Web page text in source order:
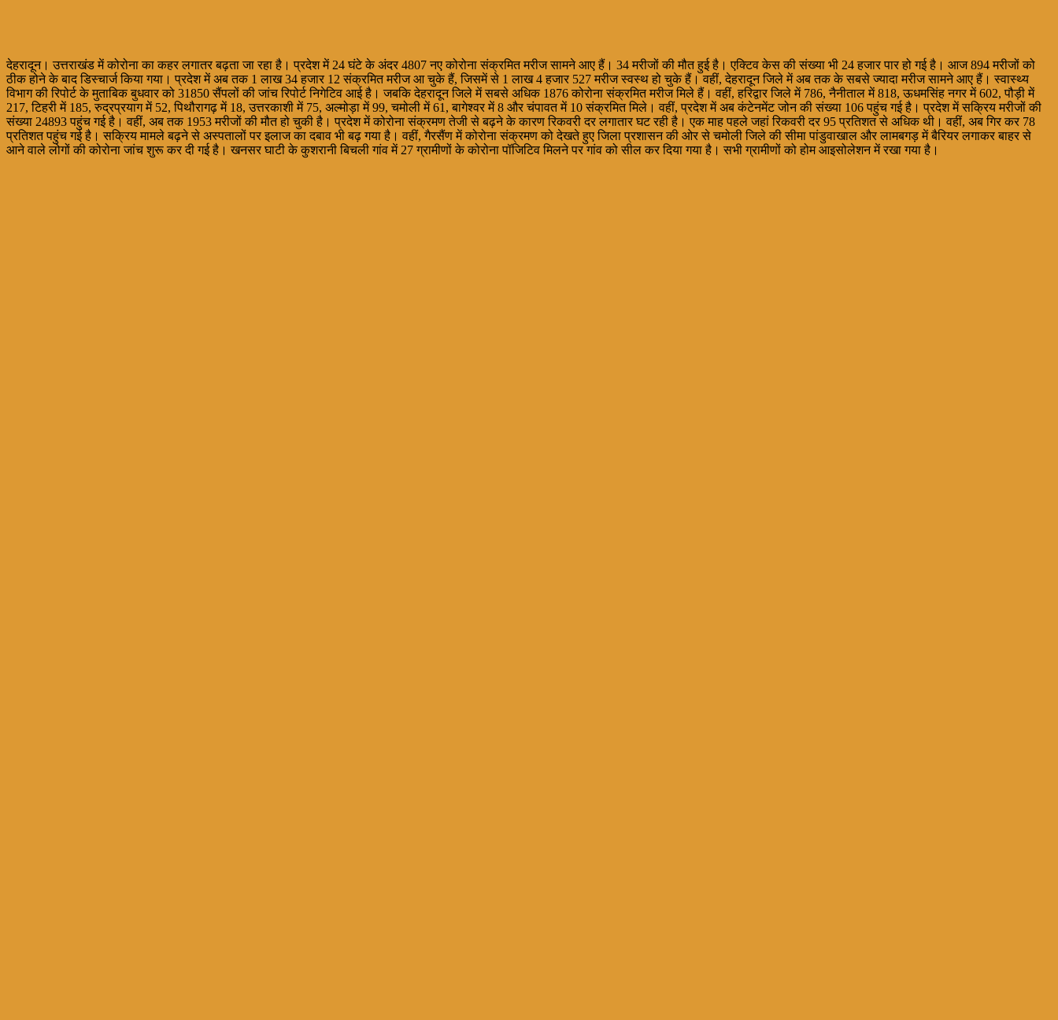
देहरादून। उत्तराखंड में कोरोना का कहर लगातर बढ़ता जा रहा है। प्रदेश में 24 घंटे के अंदर 4807 नए कोरोना संक्रमित मरीज सामने आए हैं। 34 मरीजों की मौत हुई है। एक्टिव केस की संख्या भी 24 हजार पार हो गई है। आज 894 मरीजों को
ठीक होने के बाद डिस्चार्ज किया गया। प्रदेश में अब तक 1 लाख 34 हजार 12 संक्रमित मरीज आ चुके हैं, जिसमें से 1 लाख 4 हजार 527 मरीज स्वस्थ हो चुके हैं। वहीं, देहरादून जिले में अब तक के सबसे ज्यादा मरीज सामने आए हैं। स्वास्थ्य
विभाग की रिपोर्ट के मुताबिक बुधवार को 31850 सैंपलों की जांच रिपोर्ट निगेटिव आई है। जबकि देहरादून जिले में सबसे अधिक 1876 कोरोना संक्रमित मरीज मिले हैं। वहीं, हरिद्वार जिले में 786, नैनीताल में 818, ऊधमसिंह नगर में 602, पौड़ी में
217, टिहरी में 185, रुद्रप्रयाग में 52, पिथौरागढ़ में 18, उत्तरकाशी में 75, अल्मोड़ा में 99, चमोली में 61, बागेश्वर में 8 और चंपावत में 10 संक्रमित मिले। वहीं, प्रदेश में अब कंटेनमेंट जोन की संख्या 106 पहुंच गई है। प्रदेश में सक्रिय मरीजों की
संख्या 24893 पहुंच गई है। वहीं, अब तक 1953 मरीजों की मौत हो चुकी है। प्रदेश में कोरोना संक्रमण तेजी से बढ़ने के कारण रिकवरी दर लगातार घट रही है। एक माह पहले जहां रिकवरी दर 95 प्रतिशत से अधिक थी। वहीं, अब गिर कर 78
प्रतिशत पहुंच गई है। सक्रिय मामले बढ़ने से अस्पतालों पर इलाज का दबाव भी बढ़ गया है। वहीं, गैरसैंण में कोरोना संक्रमण को देखते हुए जिला प्रशासन की ओर से चमोली जिले की सीमा पांडुवाखाल और लामबगड़ में बैरियर लगाकर बाहर से
आने वाले लोगों की कोरोना जांच शुरू कर दी गई है। खनसर घाटी के कुशरानी बिचली गांव में 27 ग्रामीणों के कोरोना पॉजिटिव मिलने पर गांव को सील कर दिया गया है। सभी ग्रामीणों को होम आइसोलेशन में रखा गया है।